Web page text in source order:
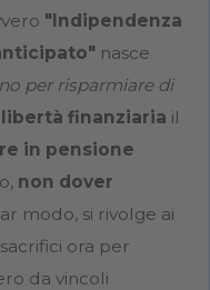
"Indipendenza
nasce
per risparmiare di
libertà finanziaria il
in pensione
non dover
modo, si rivolge ai
ora per
da vincoli